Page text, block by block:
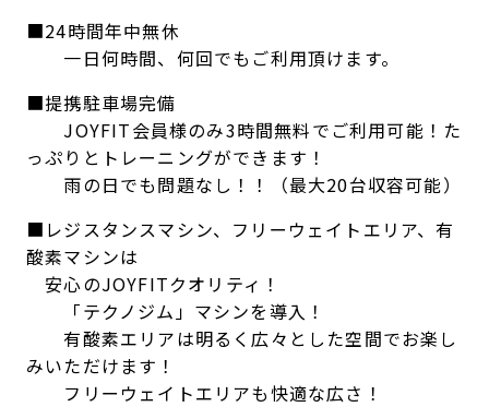
■24時間年中無休
一日何時間、何回でもご利用頂けます。
■提携駐車場完備
JOYFIT会員様のみ3時間無料でご利用可能！た
っぷりとトレーニングができます！
雨の日でも問題なし！！（最大20台収容可能）
■レジスタンスマシン、フリーウェイトエリア、有
酸素マシンは
安心のJOYFITクオリティ！
「テクノジム」マシンを導入！
有酸素エリアは明るく広々とした空間でお楽し
みいただけます！
フリーウェイトエリアも快適な広さ！